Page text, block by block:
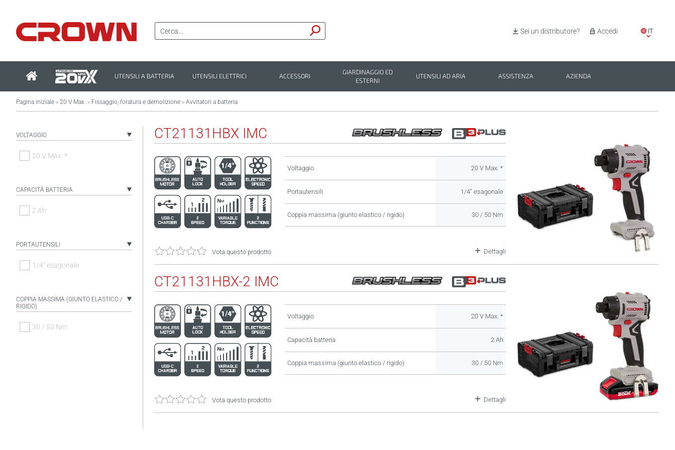
IT
Accedi
Sei un distributore?
UTENSILI A BATTERIA UTENSILI ELETTRICI ACCESSORI
GIARDINAGGIO ED
ESTERNI
UTENSILI AD ARIA ASSISTENZA AZIENDA
Pagina iniziale > 20 V Max. > Fissaggio, foratura e demolizione > Avvitatori a batteria
VOLTAGGIO
20 V Max. *
CAPACITÀ BATTERIA
2 Ah
PORTAUTENSILI
1/4" esagonale
COPPIA MASSIMA (GIUNTO ELASTICO /
RIGIDO)
30 / 50 Nm
CT21131HBX IMC
Voltaggio 20 V Max. *
Portautensili 1/4" esagonale
Coppia massima (giunto elastico / rigido) 30 / 50 Nm
Vota questo prodotto Dettagli
CT21131HBX-2 IMC
Voltaggio 20 V Max. *
Capacità batteria 2 Ah
Coppia massima (giunto elastico / rigido) 30 / 50 Nm
Vota questo prodotto Dettagli